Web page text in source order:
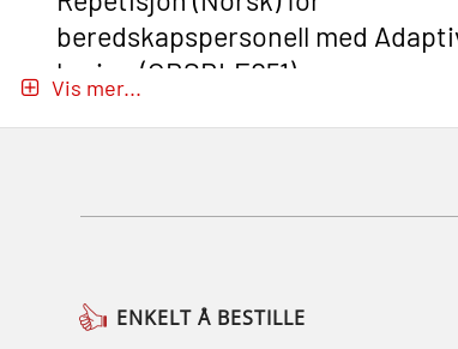
beredskapspersonell med
læring (OBSBLE051)
Basic Safety Training – Refresher
Vis mer...
ENKELT Å BESTILLE